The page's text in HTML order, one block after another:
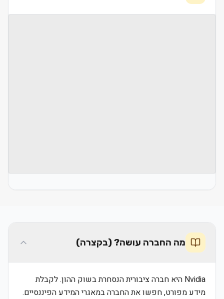
מה החברה עושה? (בקצרה)
Nvidia היא חברה ציבורית הנסחרת בשוק ההון. לקבלת
מידע מפורט, חפשו את החברה במאגרי המידע הפיננסיים.